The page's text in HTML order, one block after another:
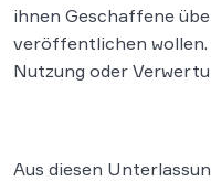
ihnen Geschaffene
veröffentlichen
Nutzung oder
Aus diesen